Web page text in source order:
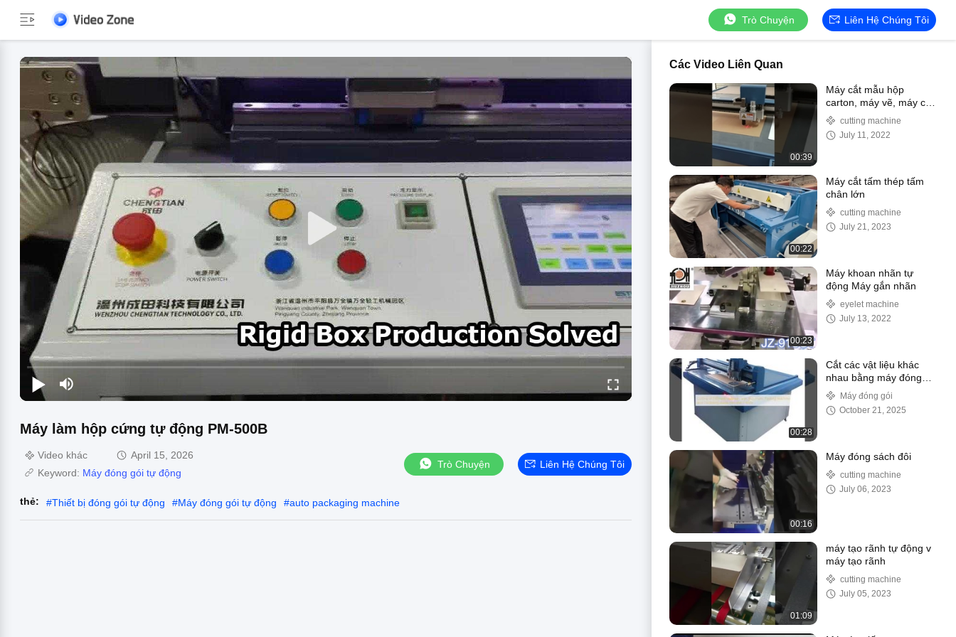
Trò Chuyện Liên Hệ Chúng Tôi
Máy làm hộp cứng tự động PM-500B
Video khác
April 15, 2026
Keyword: Máy đóng gói tự động
Trò Chuyện Liên Hệ Chúng Tôi
thẻ: #Thiết bị đóng gói tự động #Máy đóng gói tự động #auto packaging machine
Các Video Liên Quan
00:39
Máy cắt mẫu hộp
carton, máy vẽ, máy cắt
giấycutting machine
July 11, 2022
00:22
Máy cắt tấm thép tấm
chân lớn
cutting machine
July 21, 2023
00:23
Máy khoan nhãn tự
động Máy gắn nhãn
eyelet machine
July 13, 2022
00:28
Cắt các vật liệu khác
nhau bằng máy đóng
gói tự động và bút dao
dao dao và dao V
Máy đóng gói
October 21, 2025
00:16
Máy đóng sách đôi
cutting machine
July 06, 2023
01:09
máy tạo rãnh tự động v
máy tạo rãnh
cutting machine
July 05, 2023